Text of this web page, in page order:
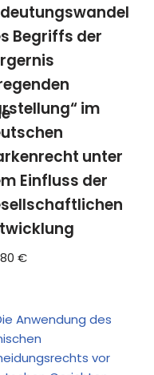
Begriffs der
im
unter
Einfluss der
€